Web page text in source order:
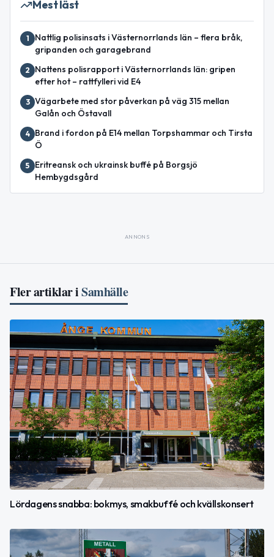
Mest läst
1
Nattlig polisinsats i Västernorrlands län – flera bråk,
gripanden och garagebrand
2
Nattens polisrapport i Västernorrlands län: gripen
efter hot – rattfylleri vid E4
3 Vägarbete med stor påverkan på väg 315 mellan
Galån och Östavall
4
Brand i fordon på E14 mellan Torpshammar och Tirsta
Ö
5
Eritreansk och ukrainsk buffé på Borgsjö
Hembygdsgård
ANNONS
Fler artiklar iSamhälle
Lördagens snabba: bokmys, smakbuffé och kvällskonsert